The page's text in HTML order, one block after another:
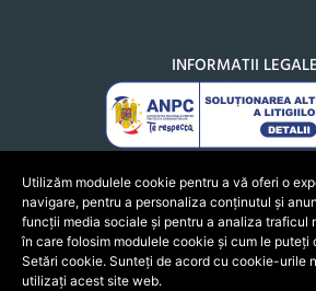
INFORMATII LEGALE
Utilizăm modulele cookie pentru a vă oferi o
navigare, pentru a personaliza conținutul și
funcții media sociale și pentru a analiza traficul
în care folosim modulele cookie și cum le
Setări cookie. Sunteți de acord cu cookie-urile
utilizați acest site web.